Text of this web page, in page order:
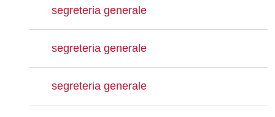
segreteria generale
segreteria generale
segreteria generale